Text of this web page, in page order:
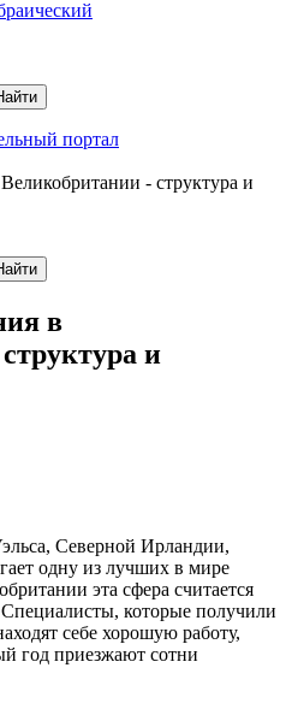
портал
- структура и
в
и
Северной Ирландии,
одну из лучших в мире
эта сфера считается
которые получили
себе хорошую работу,
год приезжают сотни